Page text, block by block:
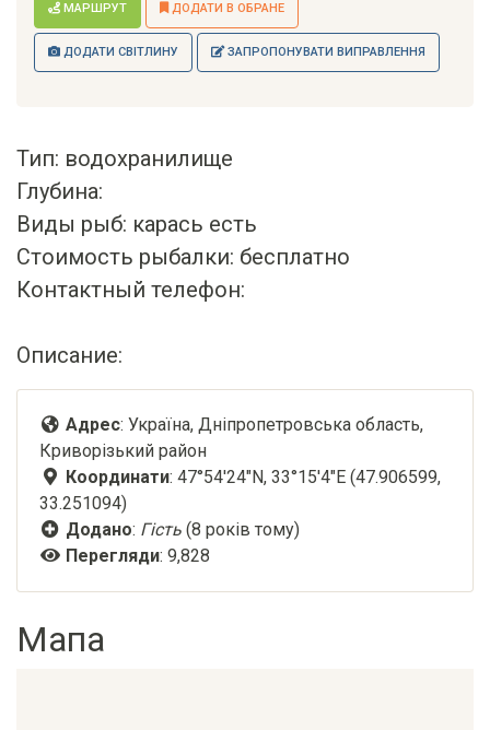
МАРШРУТ ДОДАТИ В ОБРАНЕ
ДОДАТИ СВІТЛИНУ ЗАПРОПОНУВАТИ ВИПРАВЛЕННЯ
Тип: водохранилище
Глубина:
Виды рыб: карась есть
Стоимость рыбалки: бесплатно
Контактный телефон:
Описание:
Адрес: Україна, Дніпропетровська область,
Криворізький район
Координати: 47°54'24"N, 33°15'4"E (47.906599,
33.251094)
Додано: Гість (8 років тому)
Перегляди: 9,828
Мапа